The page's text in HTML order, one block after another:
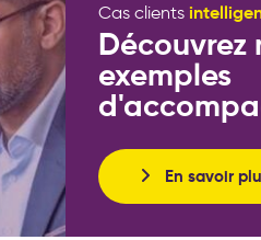
Cas clients
Découvrez
exemples
En savoir